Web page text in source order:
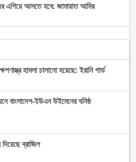
এগিয়ে আসতে হবে: জামায়াত আমির
হামলা চালানো হয়েছে: ইরানি গার্ড
বাংলাদেশ-ইউএন উইমেনের ঘনিষ্ঠ
ব্রাজিল